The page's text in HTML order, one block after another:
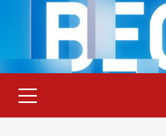
содержимому
меню